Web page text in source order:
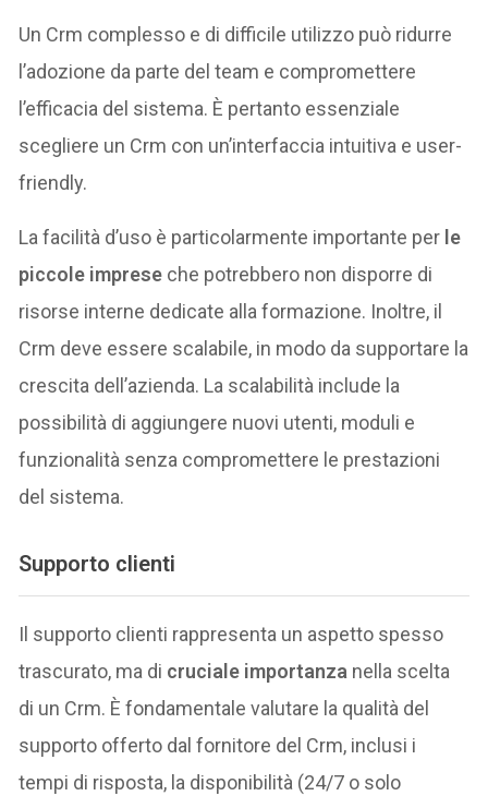
Un Crm complesso e di difficile utilizzo può ridurre
l’adozione da parte del team e compromettere
l’efficacia del sistema. È pertanto essenziale
scegliere un Crm con un’interfaccia intuitiva e user-
friendly.
La facilità d’uso è particolarmente importante per le
piccole imprese che potrebbero non disporre di
risorse interne dedicate alla formazione. Inoltre, il
Crm deve essere scalabile, in modo da supportare la
crescita dell’azienda. La scalabilità include la
possibilità di aggiungere nuovi utenti, moduli e
funzionalità senza compromettere le prestazioni
del sistema.
Supporto clienti
Il supporto clienti rappresenta un aspetto spesso
trascurato, ma di cruciale importanza nella scelta
di un Crm. È fondamentale valutare la qualità del
supporto offerto dal fornitore del Crm, inclusi i
tempi di risposta, la disponibilità (24/7 o solo